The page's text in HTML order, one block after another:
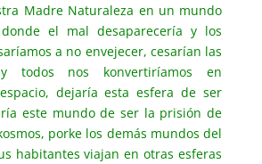
Madre Naturaleza en un mundo
el mal desaparecería y los
a no envejecer, cesarían las
y todos nos konvertiríamos en
dejaría esta esfera de ser
este mundo de ser la prisión de
porke los demás mundos del
habitantes viajan en otras esferas